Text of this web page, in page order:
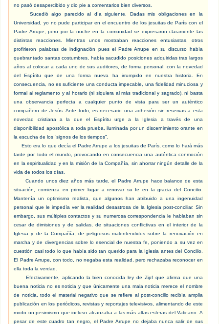
no pasó desapercibido y dio pie a comentarios bien diversos.
Sucedió algo parecido al día siguiente. Dadas mis obligaciones en la
Universidad, yo no pude participar en el encuentro de los jesuitas de París con el
Padre Arrupe, pero por la noche en la comunidad se expresaron claramente las
distintas reacciones. Mientras unos mostraban reacciones entusiastas, otros
profirieron palabras de indignación pues el Padre Arrupe en su discurso había
quebrantado santas costumbres, había sacudido posiciones adquiridas tras largos
años al colocar a cada uno de sus auditores, de forma personal, con la novedad
del Espíritu que de una forma nueva ha irrumpido en nuestra historia. En
consecuencia, no es suficiente una conducta impecable, una fidelidad minuciosa y
formal al reglamento y al horario (ni siquiera al más tradicional y sagrado), ni basta
una observancia perfecta a cualquier punto de vista para ser un auténtico
compañero de Jesús. Ante todo, es necesario una adhesión sin reservas a esta
novedad cristiana a la que el Espíritu urge a la Iglesia a través de una
disponibilidad apostólica a toda prueba, iluminada por un discernimiento orante en
la escucha de los “signos de los tiempos”.
Esto era lo que decía el Padre Arrupe a los jesuitas de París, como lo hará más
tarde por todo el mundo, provocando en consecuencia una auténtica conmoción
en la espiritualidad y en la misión de la Compañía, sin ahorrar ningún detalle de la
vida de todos los días.
Cuando unos diez años más tarde, el Padre Arrupe hace balance de esta
situación, comienza en primer lugar a renovar su fe en la gracia del Concilio.
Mantenía un optimismo realista, que algunos han atribuido a una ingenuidad
personal que le impedía ver la realidad desastrosa de la Iglesia post-conciliar. Sin
embargo, sus múltiples contactos y su numerosa correspondencia le hablaban sin
cesar de dimisiones y de salidas, de situaciones conflictivas en el interior de la
Iglesia y de la Compañía, de peligrosos malentendidos sobre la renovación en
marcha y de divergencias sobre lo esencial de nuestra fe, poniendo a su vez en
cuestión casi todo lo que había sido tan querido para la Iglesia antes del Concilio.
El Padre Arrupe, con todo, no negaba esta realidad, pero rechazaba reconocer en
ella toda la verdad.
Efectivamente, aplicando la bien conocida ley de Zipf que afirma que una
buena noticia no es noticia y que únicamente una mala noticia merece el nombre
de noticia, todo el material negativo que se refiere al post-concilio recibía amplia
publicación en los periódicos, revistas y reportajes televisivos, alimentando de este
modo un pesimismo que incluso alcanzaba a las más altas esferas del Vaticano. A
pesar de este cuadro tan negro, el Padre Arrupe no dejaba nunca salir de sus